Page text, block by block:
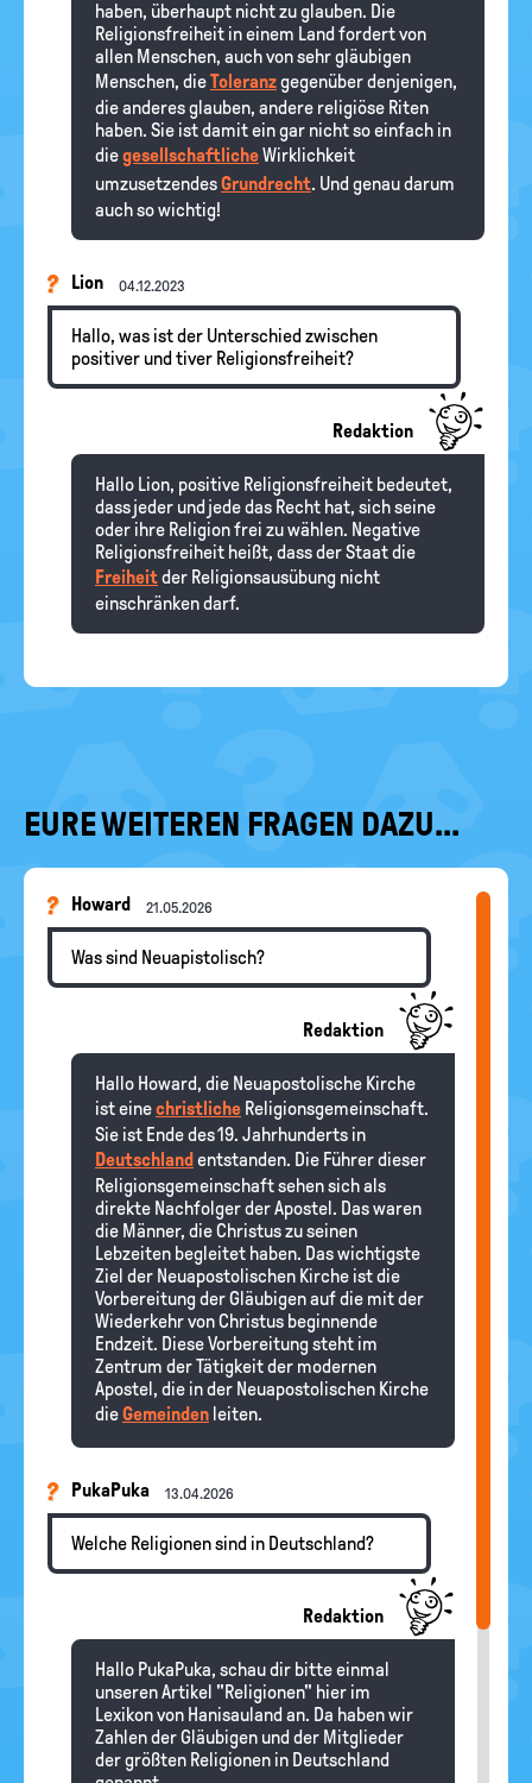
haben, überhaupt nicht zu glauben. Die
Religionsfreiheit in einem Land fordert von
allen Menschen, auch von sehr gläubigen
Menschen, dieToleranzgegenüber denjenigen,
die anderes glauben, andere religiöse Riten
haben. Sie ist damit ein gar nicht so einfach in
diegesellschaftlicheWirklichkeit
umzusetzendesGrundrecht. Und genau darum
auch so wichtig!
Lion 04.12.2023
Hallo, was ist der Unterschied zwischen
positiver und tiver Religionsfreiheit?
Redaktion
Hallo Lion, positive Religionsfreiheit bedeutet,
dass jeder und jede das Recht hat, sich seine
oder ihre Religion frei zu wählen. Negative
Religionsfreiheit heißt, dass der Staat die
Freiheitder Religionsausübung nicht
einschränken darf.
EURE WEITEREN FRAGEN DAZU...
Howard 21.05.2026
Was sind Neuapistolisch?
Redaktion
Hallo Howard, die Neuapostolische Kirche
ist einechristliche Religionsgemeinschaft.
Sie ist Ende des 19. Jahrhunderts in
Deutschland entstanden. Die Führer dieser
Religionsgemeinschaft sehen sich als
direkte Nachfolger der Apostel. Das waren
die Männer, die Christus zu seinen
Lebzeiten begleitet haben. Das wichtigste
Ziel der Neuapostolischen Kirche ist die
Vorbereitung der Gläubigen auf die mit der
Wiederkehr von Christus beginnende
Endzeit. Diese Vorbereitung steht im
Zentrum der Tätigkeit der modernen
Apostel, die in der Neuapostolischen Kirche
dieGemeinden leiten.
PukaPuka 13.04.2026
Welche Religionen sind in Deutschland?
Redaktion
Hallo PukaPuka, schau dir bitte einmal
unseren Artikel "Religionen" hier im
Lexikon von Hanisauland an. Da haben wir
Zahlen der Gläubigen und der Mitglieder
der größten Religionen in Deutschland